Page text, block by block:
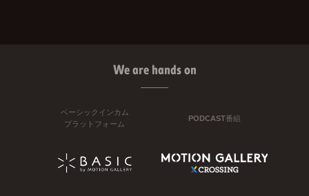
We are hands on
ベーシックインカム
プラットフォーム
PODCAST番組